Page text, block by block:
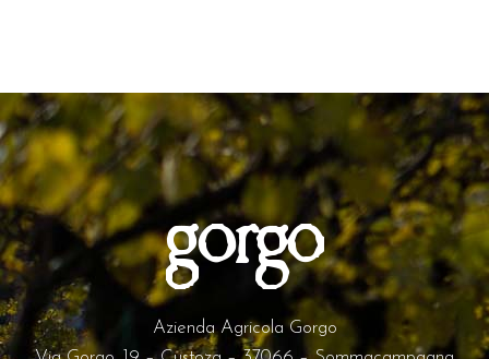
Azienda Agricola Gorgo